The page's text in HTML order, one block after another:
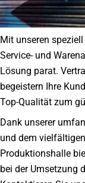
Mit unseren
Service- und
Lösung parat.
begeistern Ihre
Top-Qualität zum
Dank unserer
und dem
Produktionshalle
bei der Umsetzung